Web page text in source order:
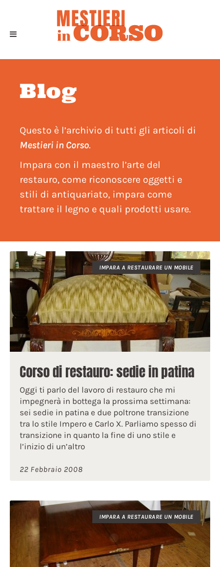
Blog
Questo è l’archivio di tutti gli articoli di
Mestieri in Corso.
Impara con il maestro l’arte del
restauro, come riconoscere oggetti e
stili di antiquariato, impara come
trattare il legno e quali prodotti usare.
IMPARA A RESTAURARE UN MOBILE
Corso di restauro: sedie in patina
Oggi ti parlo del lavoro di restauro che mi
impegnerà in bottega la prossima settimana:
sei sedie in patina e due poltrone transizione
tra lo stile Impero e Carlo X. Parliamo spesso di
transizione in quanto la fine di uno stile e
l’inizio di un’altro
22 Febbraio 2008
IMPARA A RESTAURARE UN MOBILE